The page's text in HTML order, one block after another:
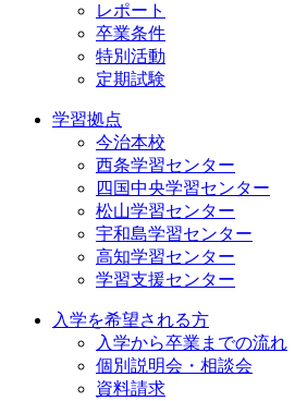
レポート
卒業条件
特別活動
定期試験
学習拠点
今治本校
西条学習センター
四国中央学習センター
松山学習センター
宇和島学習センター
高知学習センター
学習支援センター
入学を希望される方
入学から卒業までの流れ
個別説明会・相談会
資料請求